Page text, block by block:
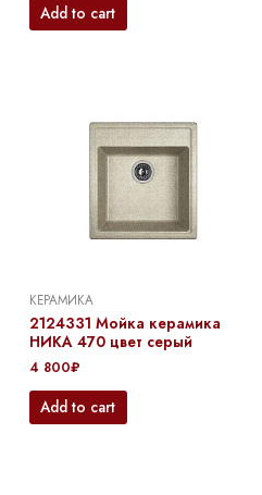
Add to cart
КЕРАМИКА
2124331 Мойка керамика
НИКА 470 цвет серый
4 800₽
Add to cart